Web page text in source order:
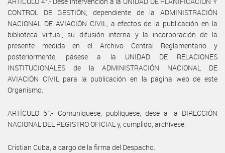
CONTROL DE GESTIÓN, dependiente de la ADMINISTRACIÓN
NACIONAL DE AVIACIÓN CIVIL, a efectos de la publicación en la
biblioteca virtual, su difusión interna y la incorporación de la
presente medida en el Archivo Central Reglamentario y
posteriormente, pásese a la UNIDAD DE RELACIONES
INSTITUCIONALES de la ADMINISTRACIÓN NACIONAL DE
AVIACIÓN CIVIL para la publicación en la página web de este
Organismo.
ARTÍCULO 5°.- Comuníquese, publíquese, dese a la DIRECCIÓN
NACIONAL DEL REGISTRO OFICIAL y, cumplido, archívese.
Cristian Cuba, a cargo de la firma del Despacho.